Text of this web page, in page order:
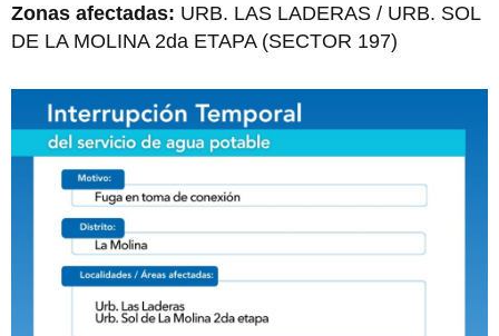
Zonas afectadas: URB. LAS LADERAS / URB. SOL
DE LA MOLINA 2da ETAPA (SECTOR 197)